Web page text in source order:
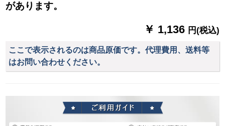
があります。
￥ 1,136 円(税込)
ここで表示されるのは商品原価です。代理費用、送料等
はお問い合わせください。